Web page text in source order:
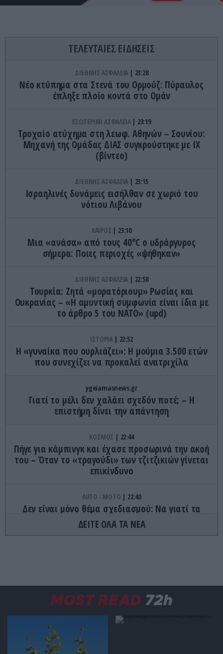
ΤΕΛΕΥΤΑΙΕΣ ΕΙΔΗΣΕΙΣ
ΔΙΕΘΝΗΣ ΑΣΦΑΛΕΙΑ 23:28
Νέο κτύπημα στα Στενά του Ορμούζ: Πύραυλος
έπληξε πλοίο κοντά στο Ομάν
ΕΣΩΤΕΡΙΚΗ ΑΣΦΑΛΕΙΑ 23:19
Τροχαίο ατύχημα στη λεωφ. Αθηνών – Σουνίου:
Μηχανή της Ομάδας ΔΙΑΣ συγκρούστηκε με ΙΧ
(βίντεο)
ΔΙΕΘΝΗΣ ΑΣΦΑΛΕΙΑ 23:15
Ισραηλινές δυνάμεις εισήλθαν σε χωριό του
νότιου Λιβάνου
ΚΑΙΡΟΣ 23:10
Μια «ανάσα» από τους 40°C ο υδράργυρος
σήμερα: Ποιες περιοχές «ψήθηκαν»
ΔΙΕΘΝΗΣ ΑΣΦΑΛΕΙΑ 22:58
Τουρκία: Ζητά «μορατόριουμ» Ρωσίας και
Ουκρανίας – «Η αμυντική συμφωνία είναι ίδια με
το άρθρο 5 του ΝΑΤΟ» (upd)
ΙΣΤΟΡΙΑ 22:52
Η «γυναίκα που ουρλιάζει»: Η μούμια 3.500 ετών
που συνεχίζει να προκαλεί ανατριχίλα
ygeiamasnews.gr
Γιατί το μέλι δεν χαλάει σχεδόν ποτέ; – Η
επιστήμη δίνει την απάντηση
ΚΟΣΜΟΣ 22:44
Πήγε για κάμπινγκ και έχασε προσωρινά την ακοή
του – Όταν το «τραγούδι» των τζιτζικιών γίνεται
επικίνδυνο
AUTO - MOTO 22:40
Δεν είναι μόνο θέμα σχεδιασμού: Να γιατί τα
πίσω φώτα των αυτοκινήτων έχουν κόκκινο
χρώμα
ΔΙΑΤΡΟΦΗ 22:27
Το φρούτο που μπορεί να «ξεγελάσει» τη γλώσσα
και να κάνει τα ξινά… γλυκά
ΔΕΙΤΕ ΟΛΑ ΤΑ ΝΕΑ
MOST READ 72h